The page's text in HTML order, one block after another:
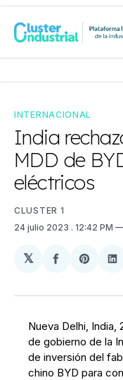
INTERNACIONAL
India
MDD de
eléctricos
CLUSTER 1
24 julio 2023 . 12:42 PM
𝕏
Compartir
Facebook
Share
Nueva Delhi,
de gobierno de la
de inversión del
chino BYD para